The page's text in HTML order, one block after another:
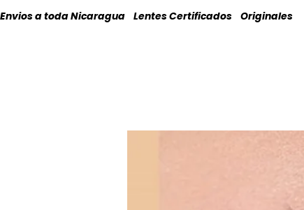
Envios a toda Nicaragua    Lentes Certificados    Originales